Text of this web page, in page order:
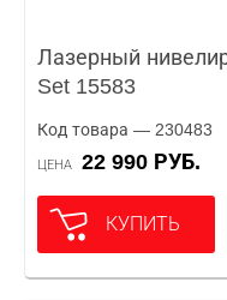
Лазерный
Set 15583
Код товара — 230483
ЦЕНА 22 990 РУБ.
КУПИТЬ